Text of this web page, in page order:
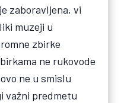
zaboravljena, vi
muzeji u
zbirke
ne rukovode
ne u smislu
važni predmetu